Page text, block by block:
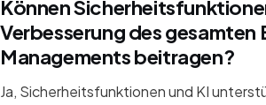
Können
Verbesserung des gesamten
Managements beitragen?
Ja, Sicherheitsfunktionen und KI